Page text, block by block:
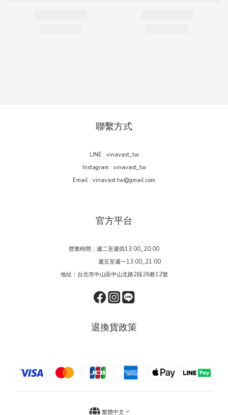
聯繫方式
LINE : vinavast_tw
Instagram : vinavast_tw
Email : vinavast.tw@gmail.com
官方平台
營業時間：週二至週四13:00_20:00
週五至週一13:00_21:00
地址：台北市中山區中山北路2段26巷12號
退換貨政策
繁體中文